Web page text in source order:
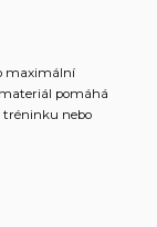
maximální
pomáhá
tréninku nebo